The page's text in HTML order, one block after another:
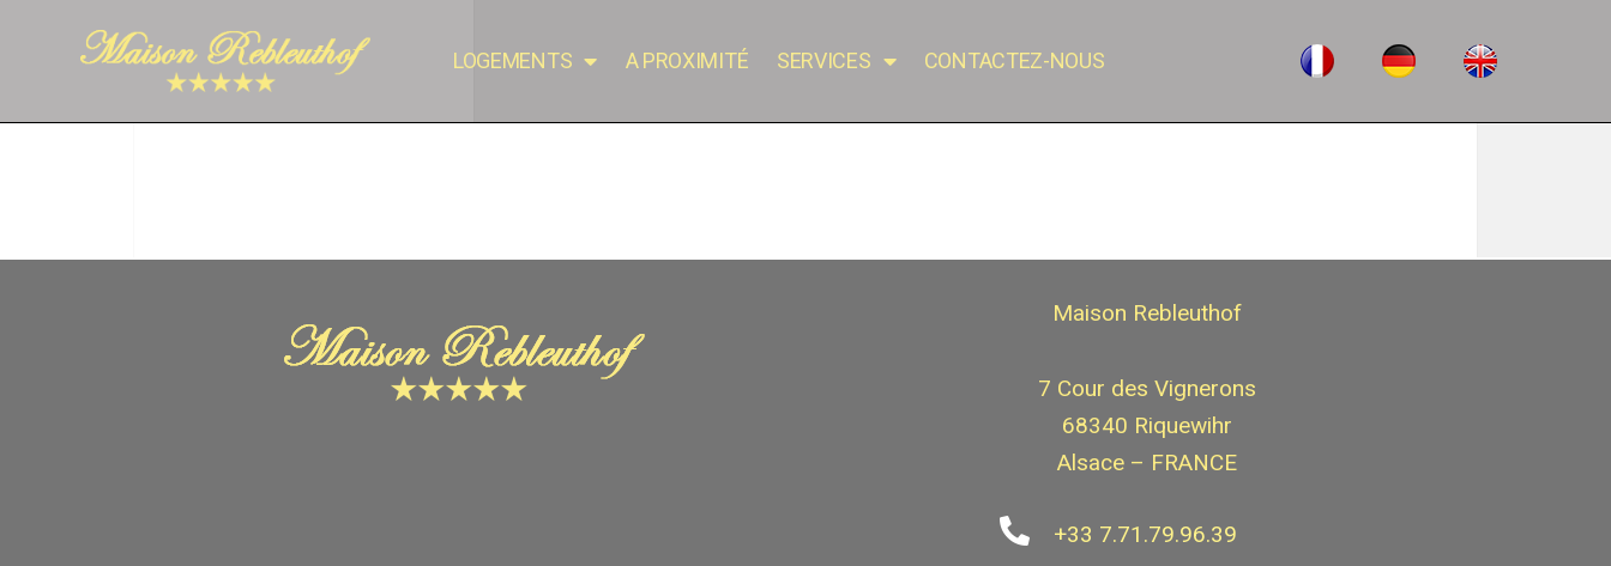
LOGEMENTS A PROXIMITÉ SERVICES CONTACTEZ-NOUS
Maison Rebleuthof
7 Cour des Vignerons
68340 Riquewihr
Alsace – FRANCE
+33 7.71.79.96.39